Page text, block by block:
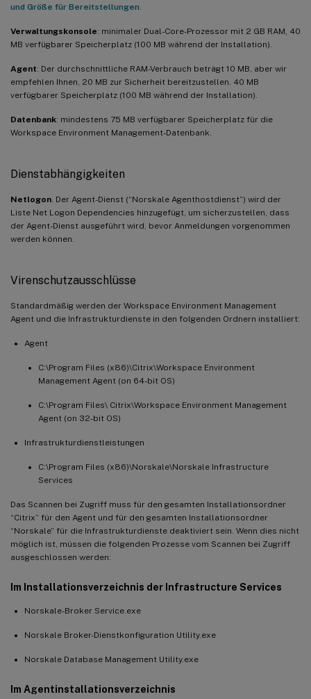
und Größe für Bereitstellungen
Verwaltungskonsole: minimaler Dual-Core-Prozessor mit 2 GB RAM, 40
MB verfügbarer Speicherplatz (100 MB während der Installation).
Agent: Der durchschnittliche RAM-Verbrauch beträgt 10 MB, aber wir
empfehlen Ihnen, 20 MB zur Sicherheit bereitzustellen. 40 MB
verfügbarer Speicherplatz (100 MB während der Installation).
Datenbank: mindestens 75 MB verfügbarer Speicherplatz für die
Workspace Environment Management-Datenbank.
Dienstabhängigkeiten
Netlogon . Der Agent-Dienst (“Norskale Agenthostdienst”) wird der
Liste Net Logon Dependencies hinzugefügt, um sicherzustellen, dass
der Agent-Dienst ausgeführt wird, bevor Anmeldungen vorgenommen
werden können.
Virenschutzausschlüsse
Standardmäßig werden der Workspace Environment Management
Agent und die Infrastrukturdienste in den folgenden Ordnern installiert:
Agent
C:\Program Files (x86)\Citrix\Workspace Environment
Management Agent (on 64-bit OS)
C:\Program Files\ Citrix\Workspace Environment Management
Agent (on 32-bit OS)
Infrastrukturdienstleistungen
C:\Program Files (x86)\Norskale\Norskale Infrastructure
Services
Das Scannen bei Zugriff muss für den gesamten Installationsordner
“Citrix” für den Agent und für den gesamten Installationsordner
“Norskale” für die Infrastrukturdienste deaktiviert sein. Wenn dies nicht
möglich ist, müssen die folgenden Prozesse vom Scannen bei Zugriff
ausgeschlossen werden:
Im Installationsverzeichnis der Infrastructure Services
Norskale-Broker Service.exe
Norskale Broker-Dienstkonfiguration Utility.exe
Norskale Database Management Utility.exe
Im Agentinstallationsverzeichnis